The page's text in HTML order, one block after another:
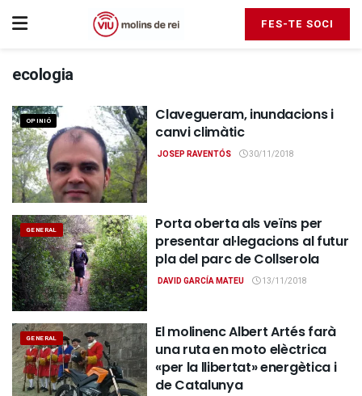
FES-TE SOCI
ecologia
OPINIÓ
Clavegueram, inundacions i
canvi climàtic
JOSEP RAVENTÓS 30/11/2018
GENERAL
Porta oberta als veïns per
presentar al·legacions al futur
pla del parc de Collserola
DAVID GARCÍA MATEU 13/11/2018
GENERAL
El molinenc Albert Artés farà
una ruta en moto elèctrica
«per la llibertat» energètica i
de Catalunya